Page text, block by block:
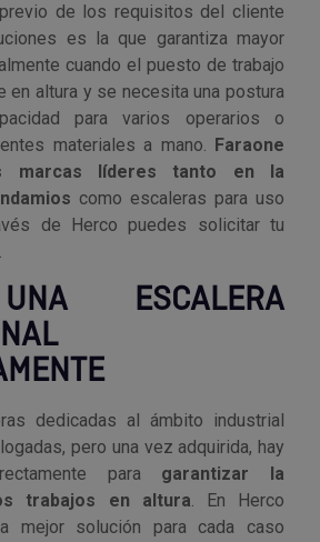
de los requisitos del cliente
es la que garantiza mayor
cuando el puesto de trabajo
en altura y se necesita una postura
para varios operarios o
materiales a mano. Faraone
marcas líderes tanto en la
como escaleras para uso
de Herco puedes solicitar tu
ESCALERA
dedicadas al ámbito industrial
pero una vez adquirida, hay
para garantizar la
trabajos en altura. En Herco
mejor solución para cada caso